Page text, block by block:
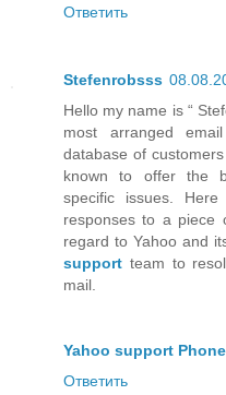
Ответить
Stefenrobsss
Hello my name is “
most arranged
database of
known to offer the
specific issues.
responses to a piece
regard to Yahoo and
support team to
mail.
Yahoo support
Ответить